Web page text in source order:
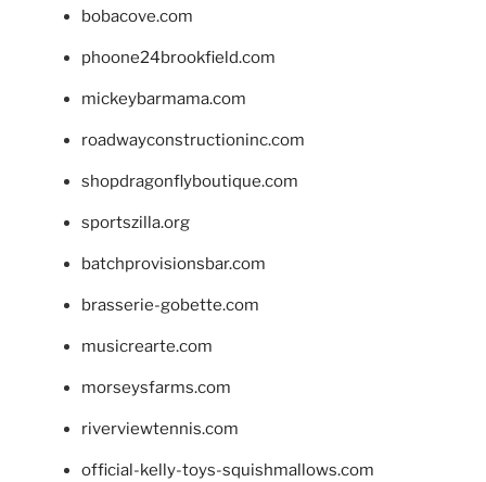
bobacove.com
phoone24brookfield.com
mickeybarmama.com
roadwayconstructioninc.com
shopdragonflyboutique.com
sportszilla.org
batchprovisionsbar.com
brasserie-gobette.com
musicrearte.com
morseysfarms.com
riverviewtennis.com
official-kelly-toys-squishmallows.com